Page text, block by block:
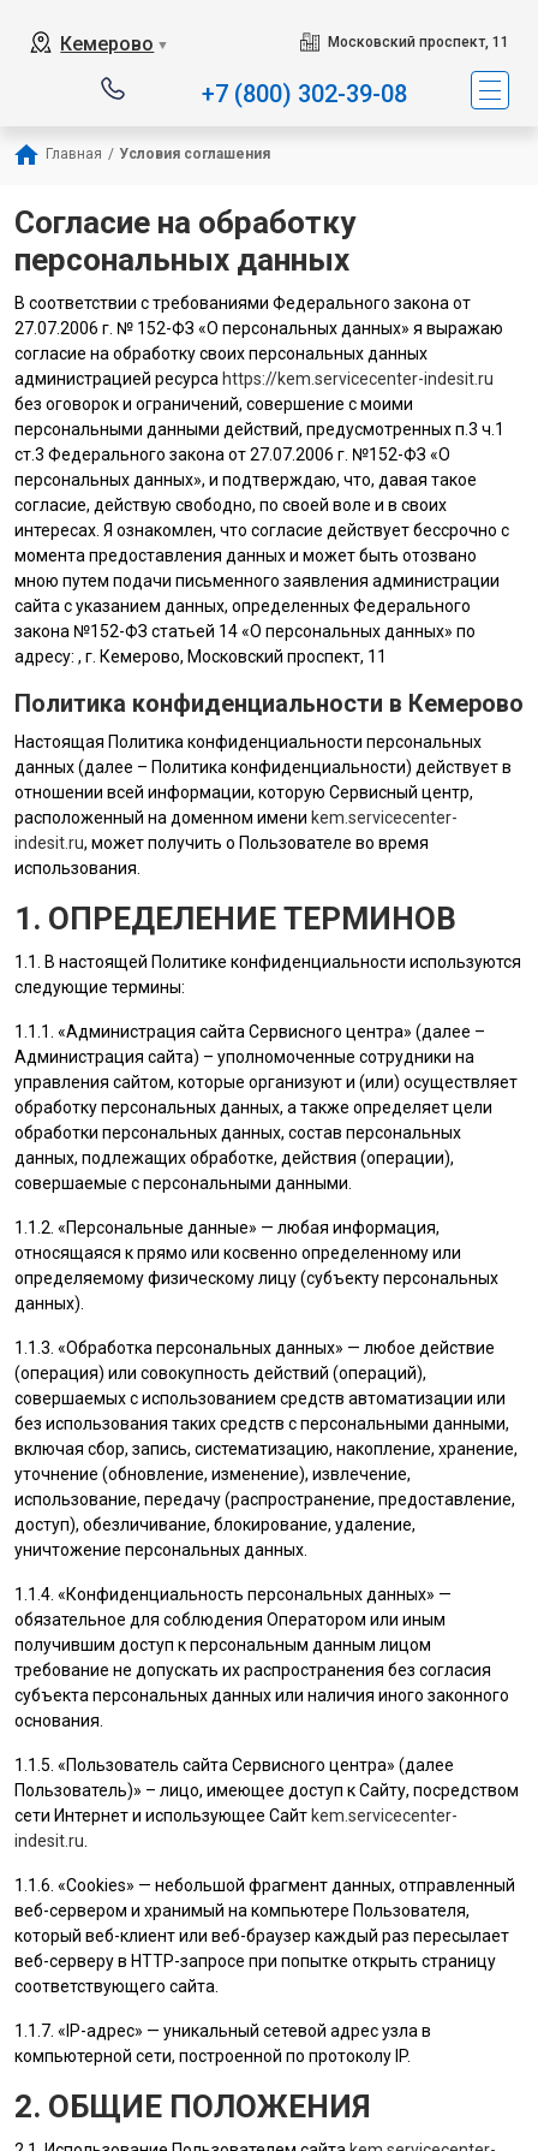
Кемерово ▼ Московский проспект, 11
+7 (800) 302-39-08
Главная / Условия соглашения
Согласие на обработку
персональных данных
В соответствии с требованиями Федерального закона от
27.07.2006 г. № 152-ФЗ «О персональных данных» я выражаю
согласие на обработку своих персональных данных
администрацией ресурса https://kem.servicecenter-indesit.ru
без оговорок и ограничений, совершение с моими
персональными данными действий, предусмотренных п.3 ч.1
ст.3 Федерального закона от 27.07.2006 г. №152-ФЗ «О
персональных данных», и подтверждаю, что, давая такое
согласие, действую свободно, по своей воле и в своих
интересах. Я ознакомлен, что согласие действует бессрочно с
момента предоставления данных и может быть отозвано
мною путем подачи письменного заявления администрации
сайта с указанием данных, определенных Федерального
закона №152-ФЗ статьей 14 «О персональных данных» по
адресу: , г. Кемерово, Московский проспект, 11
Политика конфиденциальности в Кемерово
Настоящая Политика конфиденциальности персональных
данных (далее – Политика конфиденциальности) действует в
отношении всей информации, которую Сервисный центр,
расположенный на доменном имени kem.servicecenter-
indesit.ru, может получить о Пользователе во время
использования.
1. ОПРЕДЕЛЕНИЕ ТЕРМИНОВ
1.1. В настоящей Политике конфиденциальности используются
следующие термины:
1.1.1. «Администрация сайта Сервисного центра» (далее –
Администрация сайта) – уполномоченные сотрудники на
управления сайтом, которые организуют и (или) осуществляет
обработку персональных данных, а также определяет цели
обработки персональных данных, состав персональных
данных, подлежащих обработке, действия (операции),
совершаемые с персональными данными.
1.1.2. «Персональные данные» — любая информация,
относящаяся к прямо или косвенно определенному или
определяемому физическому лицу (субъекту персональных
данных).
1.1.3. «Обработка персональных данных» — любое действие
(операция) или совокупность действий (операций),
совершаемых с использованием средств автоматизации или
без использования таких средств с персональными данными,
включая сбор, запись, систематизацию, накопление, хранение,
уточнение (обновление, изменение), извлечение,
использование, передачу (распространение, предоставление,
доступ), обезличивание, блокирование, удаление,
уничтожение персональных данных.
1.1.4. «Конфиденциальность персональных данных» —
обязательное для соблюдения Оператором или иным
получившим доступ к персональным данным лицом
требование не допускать их распространения без согласия
субъекта персональных данных или наличия иного законного
основания.
1.1.5. «Пользователь сайта Сервисного центра» (далее
Пользователь)» – лицо, имеющее доступ к Сайту, посредством
сети Интернет и использующее Сайт kem.servicecenter-
indesit.ru
1.1.6. «Cookies» — небольшой фрагмент данных, отправленный
веб-сервером и хранимый на компьютере Пользователя,
который веб-клиент или веб-браузер каждый раз пересылает
веб-серверу в HTTP-запросе при попытке открыть страницу
соответствующего сайта.
1.1.7. «IP-адрес» — уникальный сетевой адрес узла в
компьютерной сети, построенной по протоколу IP.
2. ОБЩИЕ ПОЛОЖЕНИЯ